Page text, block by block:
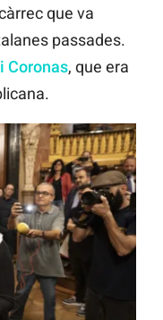
que va
passades.
Coronas, que era